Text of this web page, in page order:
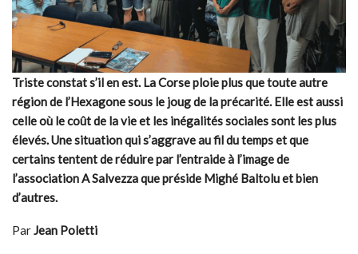
Triste constat s’il en est. La Corse ploie plus que toute autre
région de l’Hexagone sous le joug de la précarité. Elle est aussi
celle où le coût de la vie et les inégalités sociales sont les plus
élevés. Une situation qui s’aggrave au fil du temps et que
certains tentent de réduire par l’entraide à l’image de
l’association A Salvezza que préside Mighé Baltolu et bien
d’autres.
ParJean Poletti